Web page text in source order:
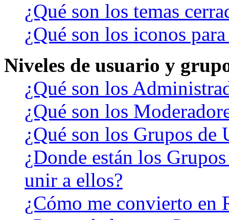
¿Qué son los temas
¿Qué son los iconos
Niveles de usuario y
¿Qué son los
¿Qué son los
¿Qué son los Grupos de
¿Donde están los
unir a ellos?
¿Cómo me convierto en